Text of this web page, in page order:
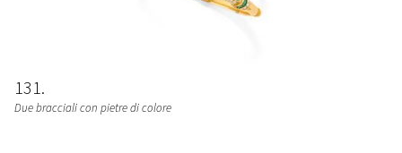
131
Due bracciali con pietre di colore